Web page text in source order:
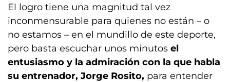
El logro tiene una magnitud tal vez
inconmensurable para quienes no están – o
no estamos – en el mundillo de este deporte,
pero basta escuchar unos minutos el
entusiasmo y la admiración con la que habla
su entrenador, Jorge Rosito, para entender